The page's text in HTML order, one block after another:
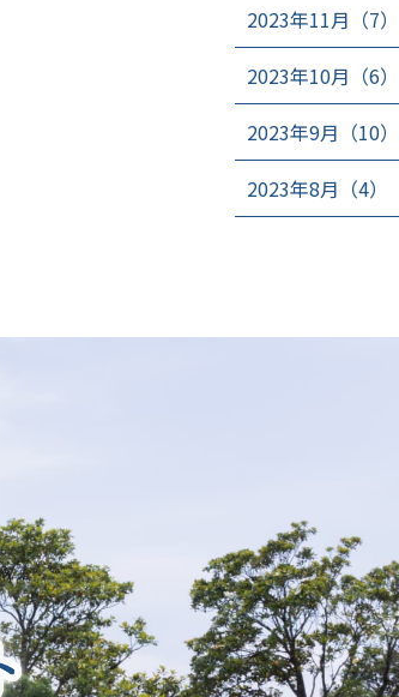
2023年11月（7）
2023年10月（6）
2023年9月（10）
2023年8月（4）